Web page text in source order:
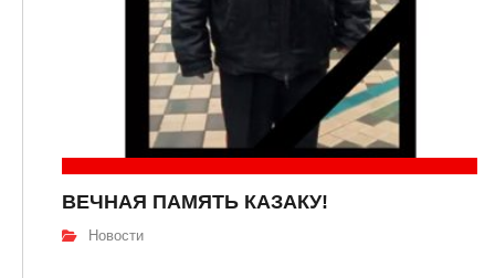
ВЕЧНАЯ ПАМЯТЬ КАЗАКУ!
Новости